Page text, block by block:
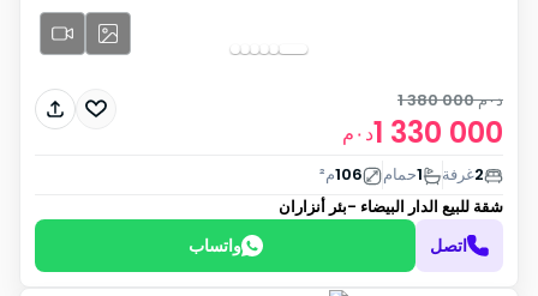
1 330 000د٠م
1 380 000 د٠م
2غرفة 1حمام 106م²
شقة للبيع الدار البيضاء -بئر أنزاران
اتصل واتساب